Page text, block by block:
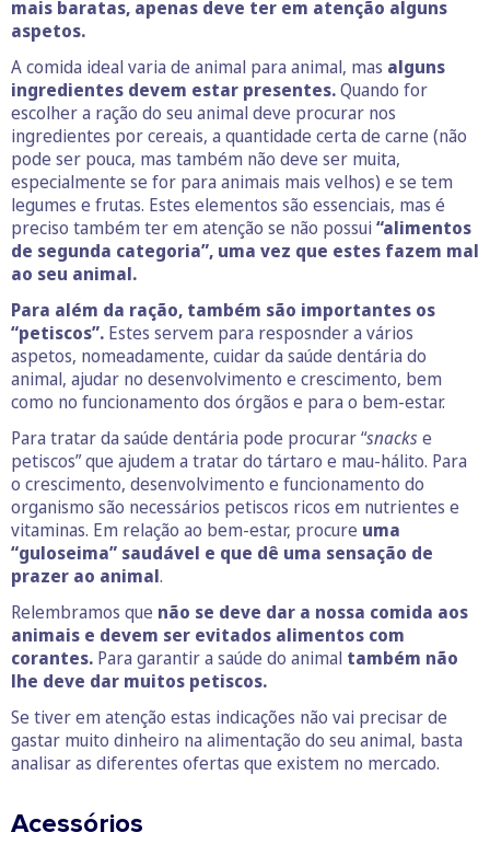
mais baratas, apenas deve ter em atenção alguns
aspetos.
A comida ideal varia de animal para animal, mas alguns
ingredientes devem estar presentes.Quando for
escolher a ração do seu animal deve procurar nos
ingredientes por cereais, a quantidade certa de carne (não
pode ser pouca, mas também não deve ser muita,
especialmente se for para animais mais velhos) e se tem
legumes e frutas. Estes elementos são essenciais, mas é
preciso também ter em atenção se não possui “alimentos
de segunda categoria”, uma vez que estes fazem mal
ao seu animal.
Para além da ração, também são importantes os
“petiscos”. Estes servem para resposnder a vários
aspetos, nomeadamente, cuidar da saúde dentária do
animal, ajudar no desenvolvimento e crescimento, bem
como no funcionamento dos órgãos e para o bem-estar.
Para tratar da saúde dentária pode procurar “snackse
petiscos” que ajudem a tratar do tártaro e mau-hálito. Para
o crescimento, desenvolvimento e funcionamento do
organismo são necessários petiscos ricos em nutrientes e
vitaminas. Em relação ao bem-estar, procure uma
“guloseima” saudável e que dê uma sensação de
prazer ao animal.
Relembramos que não se deve dar a nossa comida aos
animais e devem ser evitados alimentos com
corantes. Para garantir a saúde do animal também não
lhe deve dar muitos petiscos.
Se tiver em atenção estas indicações não vai precisar de
gastar muito dinheiro na alimentação do seu animal, basta
analisar as diferentes ofertas que existem no mercado.
Acessórios